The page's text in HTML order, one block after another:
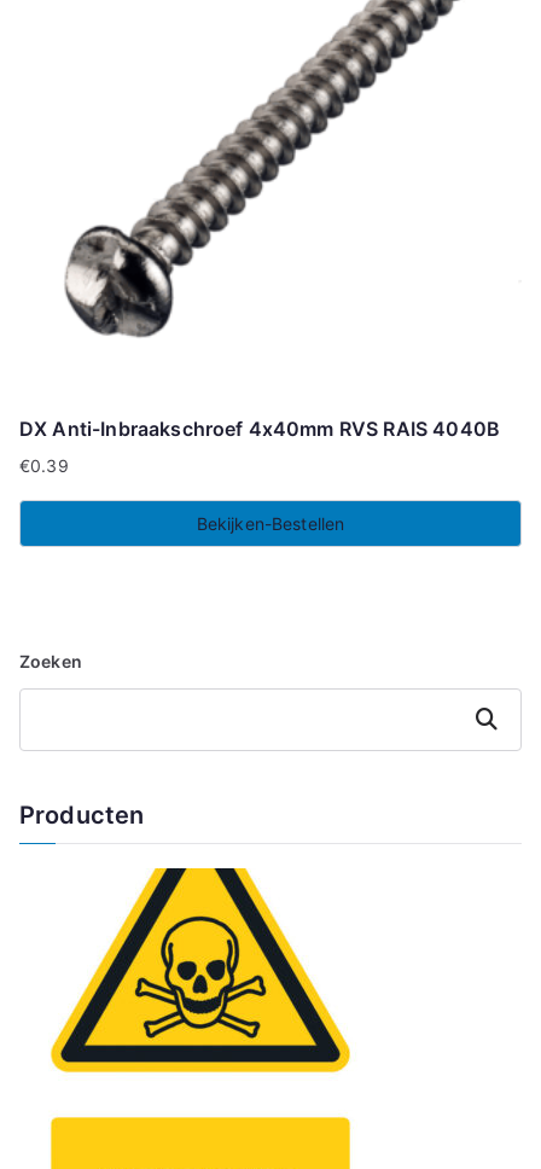
DX Anti-Inbraakschroef 4x40mm RVS RAIS 4040B
€0.39
Bekijken-Bestellen
Zoeken
Zoeken
Producten